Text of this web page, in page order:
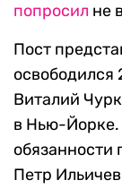
попросил не
Пост
освободился
Виталий
в Нью-
обязанности
Петр